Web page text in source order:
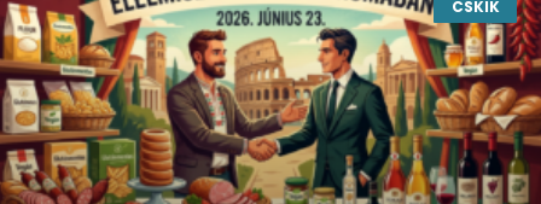
CSKIK